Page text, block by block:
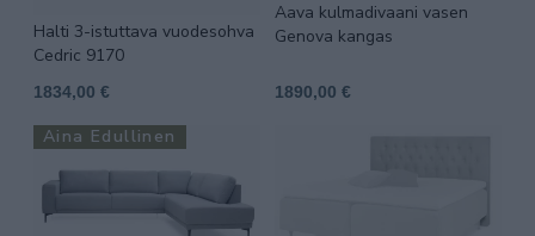
Halti 3-istuttava vuodesohva
Cedric 9170
1834,00 €
Aava kulmadivaani vasen
Genova kangas
1890,00 €
Aina Edullinen